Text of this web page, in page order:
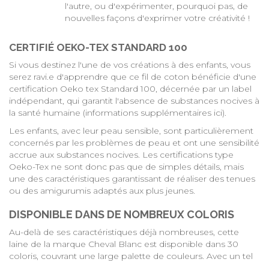
l'autre, ou d'expérimenter, pourquoi pas, de
nouvelles façons d'exprimer votre créativité !
CERTIFIÉ OEKO-TEX STANDARD 100
Si vous destinez l'une de vos créations à des enfants, vous
serez ravi.e d'apprendre que ce fil de coton bénéficie d'une
certification Oeko tex Standard 100, décernée par un label
indépendant, qui garantit l'absence de substances nocives à
la santé humaine (informations supplémentaires ici).
Les enfants, avec leur peau sensible, sont particulièrement
concernés par les problèmes de peau et ont une sensibilité
accrue aux substances nocives. Les certifications type
Oeko-Tex ne sont donc pas que de simples détails, mais
une des caractéristiques garantissant de réaliser des tenues
ou des amigurumis adaptés aux plus jeunes.
DISPONIBLE DANS DE NOMBREUX COLORIS
Au-delà de ses caractéristiques déjà nombreuses, cette
laine de la marque Cheval Blanc est disponible dans 30
coloris, couvrant une large palette de couleurs. Avec un tel